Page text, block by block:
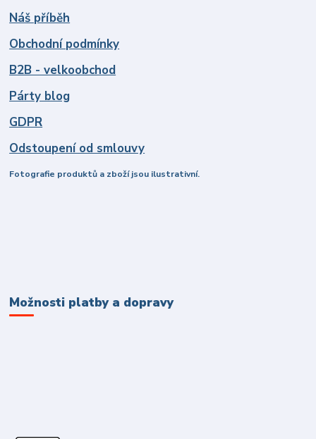
Náš příběh
Obchodní podmínky
B2B - velkoobchod
Párty blog
GDPR
Odstoupení od smlouvy
Fotografie produktů a zboží jsou ilustrativní.
Možnosti platby a dopravy